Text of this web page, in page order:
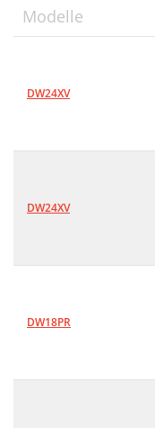
Modelle
DW24XV
DW24XV
DW18PR